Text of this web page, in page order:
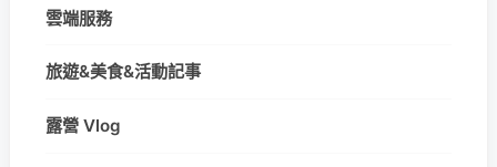
雲端服務
旅遊&美食&活動記事
露營 Vlog